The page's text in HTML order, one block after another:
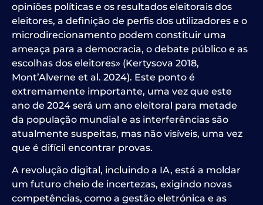
opiniões políticas e os resultados eleitorais dos
eleitores, a definição de perfis dos utilizadores e o
microdirecionamento podem constituir uma
ameaça para a democracia, o debate público e as
escolhas dos eleitores» (Kertysova 2018,
Mont’Alverne et al. 2024). Este ponto é
extremamente importante, uma vez que este
ano de 2024 será um ano eleitoral para metade
da população mundial e as interferências são
atualmente suspeitas, mas não visíveis, uma vez
que é difícil encontrar provas.
A revolução digital, incluindo a IA, está a moldar
um futuro cheio de incertezas, exigindo novas
competências, como a gestão eletrónica e as